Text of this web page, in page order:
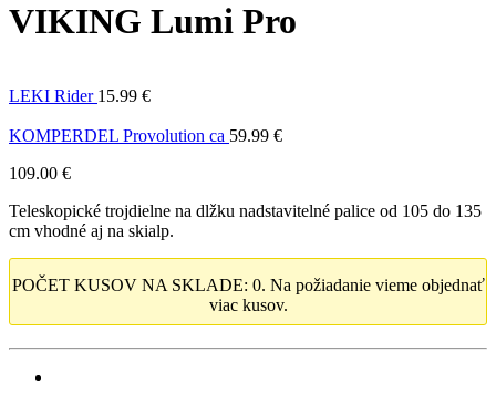
VIKING Lumi Pro
LEKI Rider 15.99 €
KOMPERDEL Provolution ca 59.99 €
109.00 €
Teleskopické trojdielne na dlžku nadstavitelné palice od 105 do 135
cm vhodné aj na skialp.
POČET KUSOV NA SKLADE: 0. Na požiadanie vieme objednať
viac kusov.